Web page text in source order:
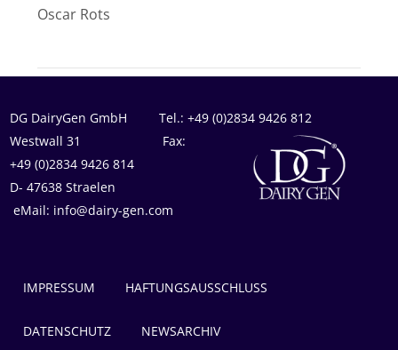
Oscar Rots
DG DairyGen GmbH Tel.: +49 (0)2834 9426 812
Westwall 31 Fax:
+49 (0)2834 9426 814
D- 47638 Straelen
eMail: info@dairy-gen.com
IMPRESSUM HAFTUNGSAUSSCHLUSS
DATENSCHUTZ NEWSARCHIV